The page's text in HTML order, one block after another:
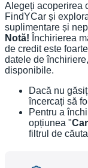
Alegeți acoperirea
FindYCar și
suplimentare și
Notă! Închirierea
de credit este
datele de
disponibile.
Dacă nu
încercați să
Pentru a
opțiunea "
filtrul de